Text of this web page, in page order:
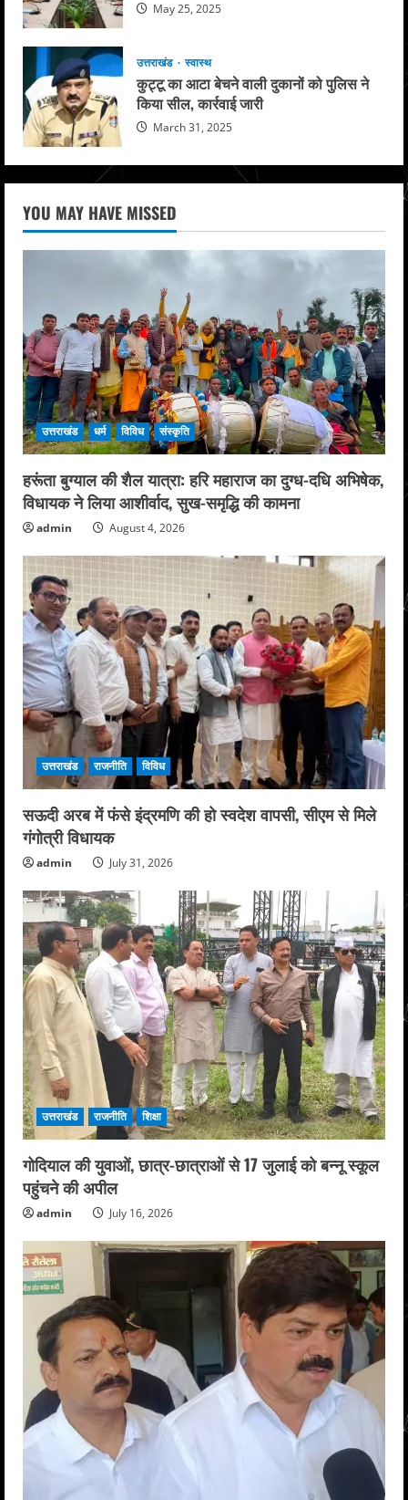
May 25, 2025
उत्तराखंड स्वास्थ
कुट्टू का आटा बेचने वाली दुकानों को पुलिस ने
किया सील, कार्रवाई जारी
March 31, 2025
YOU MAY HAVE MISSED
उत्तराखंड धर्म विविध संस्कृति
हरूंता बुग्याल की शैल यात्रा: हरि महाराज का दुग्ध-दधि अभिषेक,
विधायक ने लिया आशीर्वाद, सुख-समृद्धि की कामना
admin August 4, 2026
उत्तराखंड राजनीति विविध
सऊदी अरब में फंसे इंद्रमणि की हो स्वदेश वापसी, सीएम से मिले
गंगोत्री विधायक
admin July 31, 2026
उत्तराखंड राजनीति शिक्षा
गोदियाल की युवाओं, छात्र-छात्राओं से 17 जुलाई को बन्नू स्कूल
पहुंचने की अपील
admin July 16, 2026